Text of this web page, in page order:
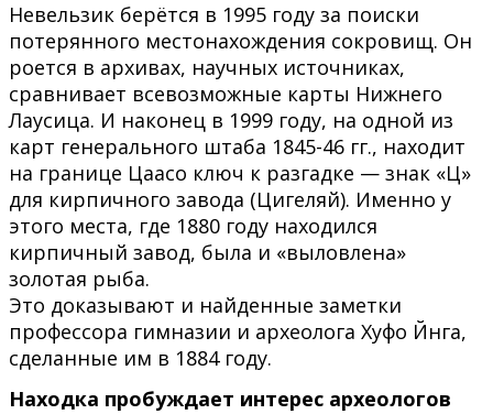
Невельзик берётся в 1995 году за поиски
потерянного местонахождения сокровищ. Он
роется в архивах, научных источниках,
сравнивает всевозможные карты Нижнего
Лаусица. И наконец в 1999 году, на одной из
карт генерального штаба 1845-46 гг., находит
на границе Цаасо ключ к разгадке — знак «Ц»
для кирпичного завода (Цигеляй). Именно у
этого места, где 1880 году находился
кирпичный завод, была и «выловлена»
золотая рыба.
Это доказывают и найденные заметки
профессора гимназии и археолога Хуфо Йнга,
сделанные им в 1884 году.
Находка пробуждает интерес археологов